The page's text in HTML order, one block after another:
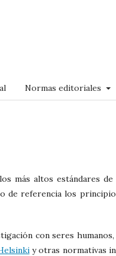
Normas editoriales
más altos estándares
de referencia los
con seres
y otras normativas